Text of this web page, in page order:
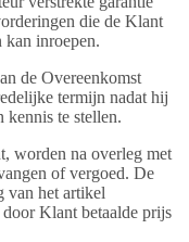
die de Klant
kan inroepen.
de Overeenkomst
termijn nadat hij
kennis te stellen.
worden na overleg met
of vergoed. De
van het artikel
Klant betaalde prijs